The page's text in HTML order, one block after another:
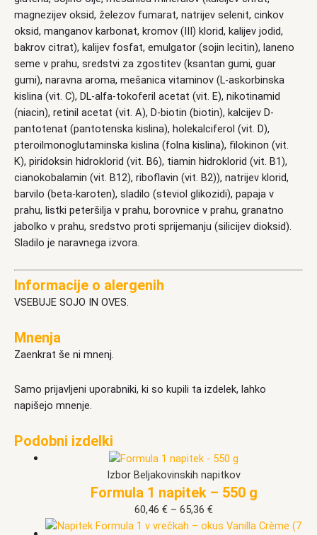
magnezijev oksid, železov fumarat, natrijev selenit, cinkov
oksid, manganov karbonat, kromov (III) klorid, kalijev jodid,
bakrov citrat), kalijev fosfat, emulgator (sojin lecitin), laneno
seme v prahu, sredstvi za zgostitev (ksantan gumi, guar
gumi), naravna aroma, mešanica vitaminov (L-askorbinska
kislina (vit. C), DL-alfa-tokoferil acetat (vit. E), nikotinamid
(niacin), retinil acetat (vit. A), D-biotin (biotin), kalcijev D-
pantotenat (pantotenska kislina), holekalciferol (vit. D),
pteroilmonoglutaminska kislina (folna kislina), filokinon (vit.
K), piridoksin hidroklorid (vit. B6), tiamin hidroklorid (vit. B1),
cianokobalamin (vit. B12), riboflavin (vit. B2)), natrijev klorid,
barvilo (beta-karoten), sladilo (steviol glikozidi), papaja v
prahu, listki peteršilja v prahu, borovnice v prahu, granatno
jabolko v prahu, sredstvo proti sprijemanju (silicijev dioksid).
Sladilo je naravnega izvora.
Informacije o alergenih
VSEBUJE SOJO IN OVES.
Mnenja
Zaenkrat še ni mnenj.
Samo prijavljeni uporabniki, ki so kupili ta izdelek, lahko
napišejo mnenje.
Podobni izdelki
Izbor Beljakovinskih napitkov
Formula 1 napitek – 550 g
60,46€ – 65,36€